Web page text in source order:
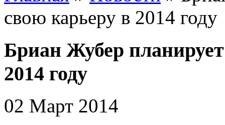
свою карьеру в 2014 году
Бриан Жубер
2014 году
02 Март 2014